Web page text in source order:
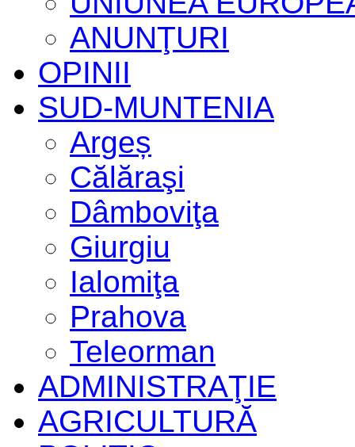
ANUNŢURI
OPINII
SUD-MUNTENIA
Argeș
Călăraşi
Dâmboviţa
Giurgiu
Ialomiţa
Prahova
Teleorman
ADMINISTRAŢIE
AGRICULTURĂ